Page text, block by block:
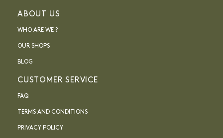
ABOUT US
WHO ARE WE ?
OUR SHOPS
BLOG
CUSTOMER SERVICE
FAQ
TERMS AND CONDITIONS
PRIVACY POLICY